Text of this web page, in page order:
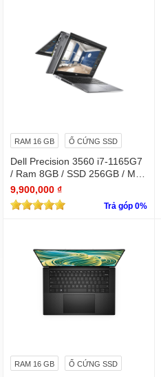
RAM 16 GB Ổ CỨNG SSD
Dell Precision 3560 i7-1165G7
/ Ram 8GB / SSD 256GB / Màn
15.6″ IPS Full HD 1920×1080 I
PS / VGA NVIDIA Quadro T500
9,900,000 ₫
Trả góp 0%
RAM 16 GB Ổ CỨNG SSD